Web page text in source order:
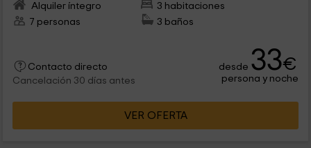
Alquiler íntegro
3 habitaciones
7 personas
3 baños
Contacto directo
Cancelación 30 días antes
desde 33€
persona y noche
VER OFERTA